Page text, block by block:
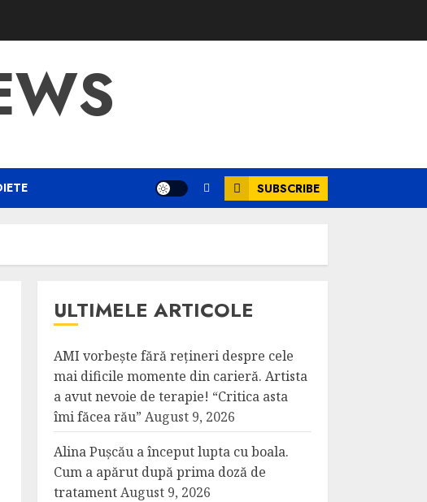
SUBSCRIBE
ULTIMELE ARTICOLE
AMI vorbește fără rețineri despre cele
mai dificile momente din carieră. Artista
a avut nevoie de terapie! “Critica asta
îmi făcea rău” August 9, 2026
Alina Pușcău a început lupta cu boala.
Cum a apărut după prima doză de
tratamentAugust 9, 2026